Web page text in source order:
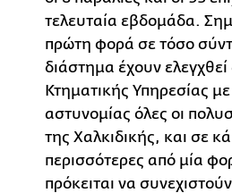
τελευταία εβδομάδα.
πρώτη φορά σε τόσο
διάστημα έχουν
Κτηματικής Υπηρεσίας
αστυνομίας όλες οι
της Χαλκιδικής, και σε
περισσότερες από μία
πρόκειται να